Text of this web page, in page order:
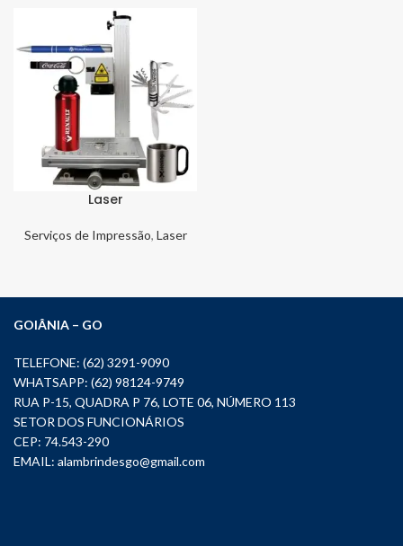
Laser
Serviços de Impressão, Laser
GOIÂNIA – GO
TELEFONE: (62) 3291-9090
WHATSAPP: (62) 98124-9749
RUA P-15, QUADRA P 76, LOTE 06, NÚMERO 113
SETOR DOS FUNCIONÁRIOS
CEP: 74.543-290
EMAIL: alambrindesgo@gmail.com